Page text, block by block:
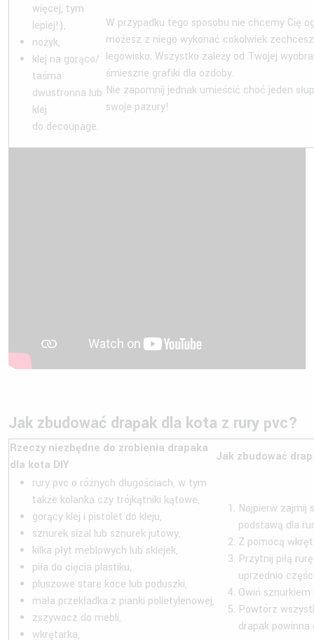
więcej, tym
lepiej!),
nożyk,
klej na gorąco/
taśma
dwustronna lub
klej
do decoupage.
W przypadku tego sposobu nie chcemy Cię
możesz z niego wykonać cokolwiek
legowisko. Wszystko zależy od Twojej
śmieszne grafiki dla ozdoby.
Nie zapomnij jednak umieścić choć jeden
swoje pazury!
Jak zbudować drapak dla kota z rury pvc?
Rzeczy niezbędne do zrobienia drapaka
dla kota DIY
Jak zbudować
rury pvc o różnych długościach, w tym
także kolanka czy trójkątniki kątowe,
gorący klej i pistolet do kleju,
sznurek sizal lub sznurek jutowy,
kilka płyt meblowych lub sklejek,
piła do cięcia plastiku,
pluszowe stare koce lub poduszki,
mała przekładka z pianki polietylenowej,
zszywacz do mebli,
wkrętarka,
Najpierw zajmij
podstawą dla
Z pomocą
Przytnij piłą
uprzednio
Owiń
Powtórz
drapak